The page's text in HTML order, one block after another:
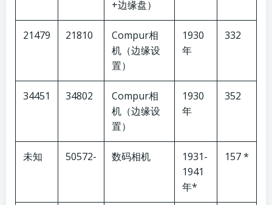
+边缘盘）
21479 21810
Compur相
机（边缘设
置）
1930
年
332
34451 34802
Compur相
机（边缘设
置）
1930
年
352
未知 50572- 数码相机
1931-
1941
年*
157 *